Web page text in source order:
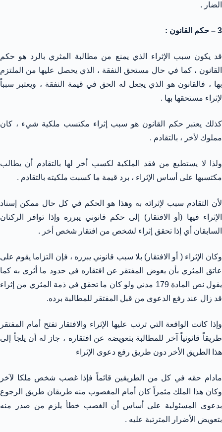
الضار .
3 – حكم القانون :
قد يكون سبب الإثراء الذي يمنع من مطالبة المثري بالرد هو حكم
القانون ، كما في حال مستحق النفقة ، الذي يحصل عليها من الملتزم
بها ، فالقانون هو الذي يجعل له الحق في قيمة النفقة ، ويعتبر سبباً
لإثراء مستحقها بها .
كذلك يعتبر حكم القانون هو سبب إثراء مكتسب ملكية شيء ، كان
مملوك لأخر ، بالتقادم .
ولذا لا يستطيع من فقد الملكية لكسب أخر لها بالتقادم أن يطالب
مكتسبها على أساس الإثراء ، برد قيمة ما كسبت ملكيته بالتقادم .
لأن التقادم سبب لإثرائه به وهذا هو الحكم في كل حال ممكن إسناد
الإثراء فيها (أو الافتقار) إلى حكم قانوني يبرره وإذا توافر الركنان
السابقان أي إذا تحقق إثراء لشخص من افتقار شخص أخر .
وكان الإثراء ( أو الافتقار) بلا سبب قانوني يبرره ، فإن التزاما يقوم على
عاتق المثري بأن يعوض المفتقر عن افتقاره في حدود ما أثرى به كما
يقول نص المادة 179 مدني ولو كان ما تحقق في ذمة المثري من إثراء
قد زال عند رفع الدعوى من قبل المفتقر للمطالبة برده.
وإذا كانت الواقعة التي ترتب عليها الإثراء والافتقار تفتح أمام المفتقر
طريقاً قانونياً آخر للمطالبة بتعويضه عن افتقاره ، جاز له أن يلجأ إلى
هذا الطريق الأخر دون طريق رفع دعوى الإثراء
مادام حقه في كل من الطريقين قائماً فإذا غصب شخص ملكا لآخر
وكان هذا الملك مثمراً كان أمام المغصوب منه طريقان طريق الرجوع
بدعوى المسئولية على أساس أن الغصب خطأ يلزم من صدر منه
بتعويض الأضرار المترتبة عليه .